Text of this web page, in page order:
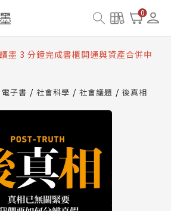
0
墨數位閱讀資產合併與書櫃開通申請
墨書櫃開通常見問題
讀墨 3 分鐘完成書櫃開通與資產合併申
墨數位閱讀資產合併與書櫃開通申請
電子書 社會科學 社會議題 後真相